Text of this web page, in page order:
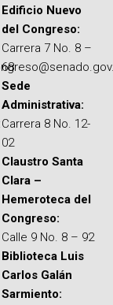
Edificio Nuevo
del Congreso:
Carrera 7 No. 8 –
68
Sede
Administrativa:
Carrera 8 No. 12-
02
Claustro Santa
Clara –
Hemeroteca del
Congreso:
Calle 9 No. 8 – 92
Biblioteca Luis
Carlos Galán
Sarmiento: